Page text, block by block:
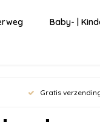
Baby- |
Gratis